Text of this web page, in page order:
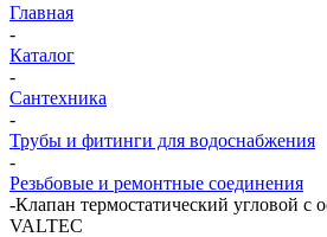
Главная
-
Каталог
-
Сантехника
-
Трубы и фитинги для водоснабжения
-
Резьбовые и ремонтные соединения
-Клапан термостатический угловой с
VALTEC